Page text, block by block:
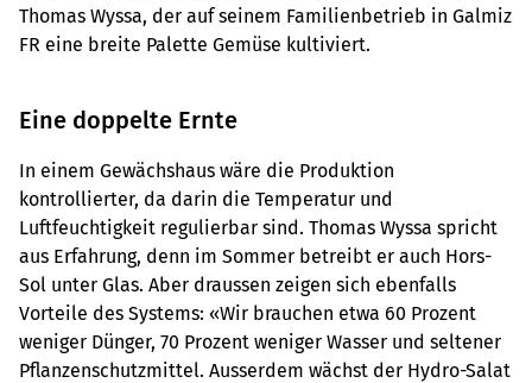
Thomas Wyssa, der auf seinem Familienbetrieb in Galmiz
FR eine breite Palette Gemüse kultiviert.
Eine doppelte Ernte
In einem Gewächshaus wäre die Produktion
kontrollierter, da darin die Temperatur und
Luftfeuchtigkeit regulierbar sind. Thomas Wyssa spricht
aus Erfahrung, denn im Sommer betreibt er auch Hors-
Sol unter Glas. Aber draussen zeigen sich ebenfalls
Vorteile des Systems: «Wir brauchen etwa 60 Prozent
weniger Dünger, 70 Prozent weniger Wasser und seltener
Pflanzenschutzmittel. Ausserdem wächst der Hydro-Salat